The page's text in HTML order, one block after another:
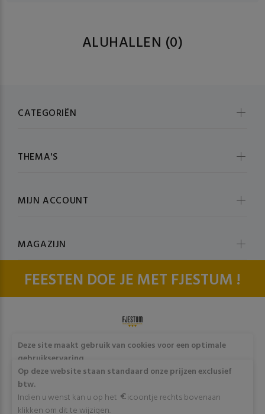
ALUHALLEN (0)
FEESTEN DOE JE MET FJESTUM !
CATEGORIËN
THEMA'S
MIJN ACCOUNT
MAGAZIJN
© fjestum 2020-2026. All Rights ReservedCookie & Privacy
Deze site maakt gebruik van cookies voor een optimale
gebruikservaring
Door op "Akkoord" te klikken of verder gebruik te maken
van deze website gaat stemt u in met het gebruik van deze
cookies. Wens je meer info omtrent deze cookies? Klik dan
op "Meer info".
Op deze website staan standaard onze prijzen exclusief
btw.
Indien u wenst kan u op het
icoontje rechts bovenaan
klikken om dit te wijzigen.